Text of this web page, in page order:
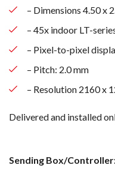
– Dimensions 4.50 x
– 45x indoor LT-
– Pixel-to-pixel
– Pitch: 2.0 mm
– Resolution 2160 x
Delivered and installed
Sending Box/